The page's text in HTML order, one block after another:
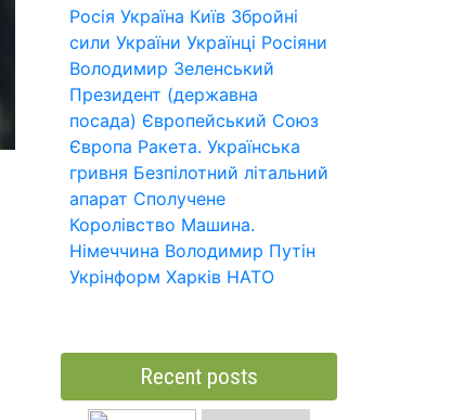
Росія Україна Київ Збройні
сили України Українці Росіяни
Володимир Зеленський
Президент (державна
посада) Європейський Союз
Європа Ракета. Українська
гривня Безпілотний літальний
апарат Сполучене
Королівство Машина.
Німеччина Володимир Путін
Укрінформ Харків НАТО
Recent posts